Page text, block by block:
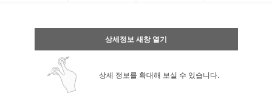
상세정보 새창 열기
상세 정보를 확대해 보실 수 있습니다.